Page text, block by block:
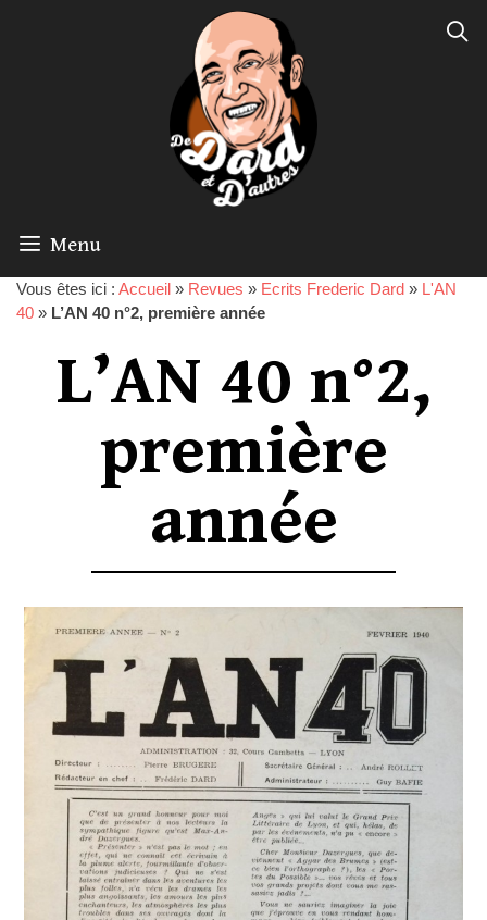
Menu
Vous êtes ici : Accueil » Revues » Ecrits Frederic Dard » L'AN
40 » L’AN 40 n°2, première année
L’AN 40 n°2,
première
année